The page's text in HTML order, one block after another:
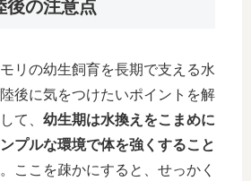
後の注意点
リの幼生飼育を長期で支える水
後に気をつけたいポイントを解
て、 幼生期は水換えをこまめに
プルな環境で体を強くすること
ここを疎かにすると、せっかく